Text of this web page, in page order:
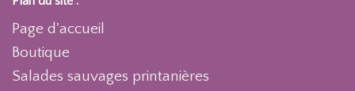
Page d'accueil
Boutique
Salades sauvages printanières